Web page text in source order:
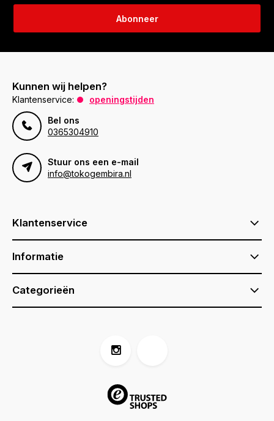
Abonneer
Kunnen wij helpen?
Klantenservice:
openingstijden
Bel ons
0365304910
Stuur ons een e-mail
info@tokogembira.nl
Klantenservice
Informatie
Categorieën